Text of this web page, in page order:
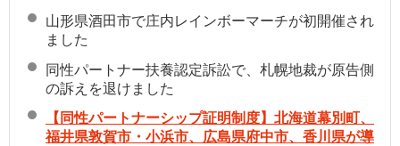
山形県酒田市で庄内レインボーマーチが初開催され
ました
同性パートナー扶養認定訴訟で、札幌地裁が原告側
の訴えを退けました
【同性パートナーシップ証明制度】北海道幕別町、
福井県敦賀市・小浜市、広島県府中市、香川県が導